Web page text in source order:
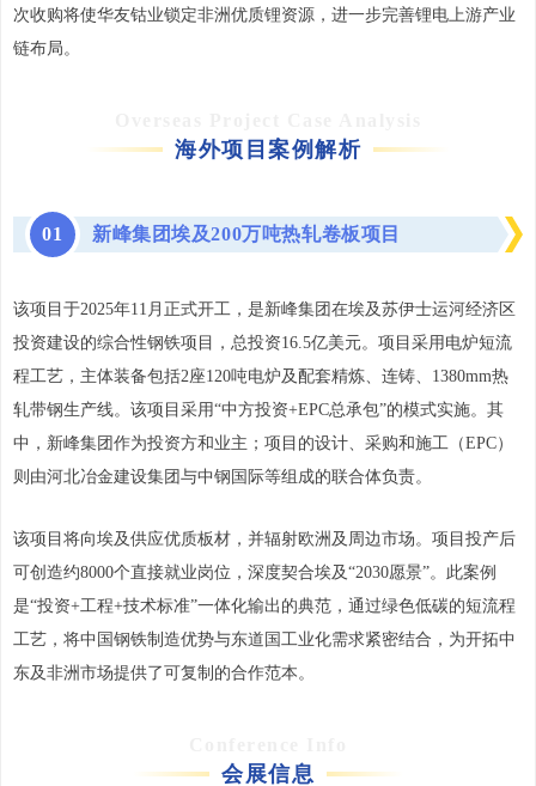
次收购将使华友钴业锁定非洲优质锂资源，进一步完善锂电上游产业
链布局。
海外项目案例解析
01 新峰集团埃及200万吨热轧卷板项目
该项目于2025年11月正式开工，是新峰集团在埃及苏伊士运河经济区
投资建设的综合性钢铁项目，总投资16.5亿美元。项目采用电炉短流
程工艺，主体装备包括2座120吨电炉及配套精炼、连铸、1380mm热
轧带钢生产线。该项目采用“中方投资+EPC总承包”的模式实施。其
中，新峰集团作为投资方和业主；项目的设计、采购和施工（EPC）
则由河北冶金建设集团与中钢国际等组成的联合体负责。
该项目将向埃及供应优质板材，并辐射欧洲及周边市场。项目投产后
可创造约8000个直接就业岗位，深度契合埃及“2030愿景”。此案例
是“投资+工程+技术标准”一体化输出的典范，通过绿色低碳的短流程
工艺，将中国钢铁制造优势与东道国工业化需求紧密结合，为开拓中
东及非洲市场提供了可复制的合作范本。
会展信息